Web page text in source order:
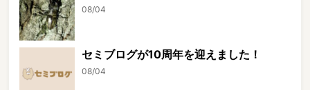
08/04
セミブログが10周年を迎えました！
08/04